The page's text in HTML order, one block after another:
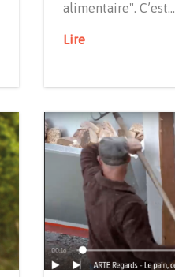
alimentaire". C’est…
Lire